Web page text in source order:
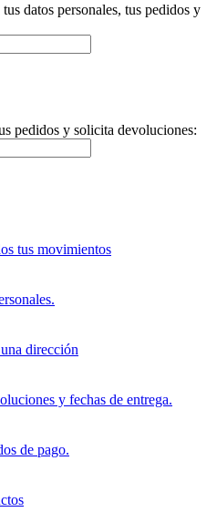
datos personales, tus pedidos y
pedidos y solicita devoluciones:
tus movimientos
dirección
y fechas de entrega.
de pago.